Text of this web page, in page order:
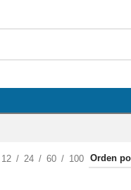
12 24 60 100